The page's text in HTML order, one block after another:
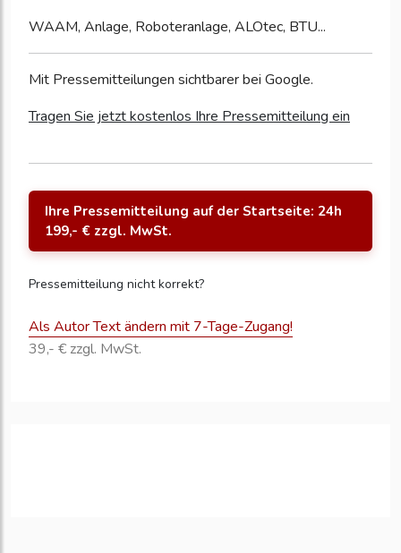
WAAM, Anlage, Roboteranlage, ALOtec, BTU...
Mit Pressemitteilungen sichtbarer bei Google.
Tragen Sie jetzt kostenlos Ihre Pressemitteilung ein
Ihre Pressemitteilung auf der Startseite: 24h
199,- € zzgl. MwSt.
Pressemitteilung nicht korrekt?
Als Autor Text ändern mit 7-Tage-Zugang!
39,- € zzgl. MwSt.